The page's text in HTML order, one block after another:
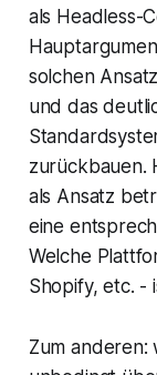
als Headless-
solchen
und das
zurückbauen.
als Ansatz
eine
Welche
Shopify, etc. -
Zum anderen: